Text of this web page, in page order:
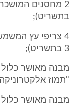
בתשריט);
4 צריפי עץ
3 בתשריט);
מבנה מאושר
"תמוז אלקטרוניקה